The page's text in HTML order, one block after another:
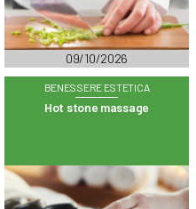
09/10/2026
BENESSERE ESTETICA
Hot stone massage